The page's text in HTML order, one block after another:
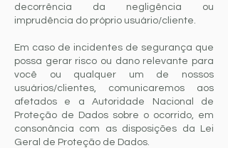
decorrência da negligência ou
imprudência do próprio usuário/cliente.
Em caso de incidentes de segurança que
possa gerar risco ou dano relevante para
você ou qualquer um de nossos
usuários/clientes, comunicaremos aos
afetados e a Autoridade Nacional de
Proteção de Dados sobre o ocorrido, em
consonância com as disposições da Lei
Geral de Proteção de Dados.